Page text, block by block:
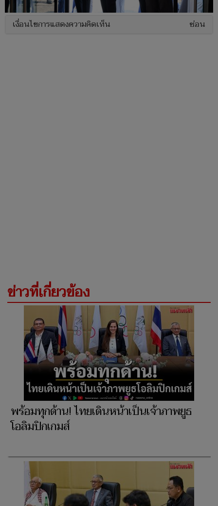
เงื่อนไขการแสดงความคิดเห็น ซ่อน
ข่าวที่เกี่ยวข้อง
พร้อมทุกด้าน! ไทยเดินหน้าเป็นเจ้าภาพยูธ
โอลิมปิกเกมส์